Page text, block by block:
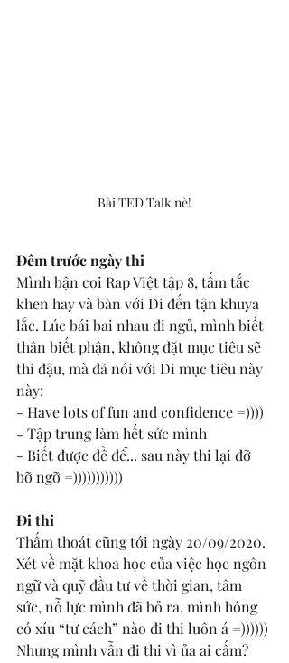
Bài TED Talk nè!
Đêm trước ngày thi
Mình bận coi Rap Việt tập 8, tấm tắc
khen hay và bàn với Di đến tận khuya
lắc. Lúc bái bai nhau đi ngủ, mình biết
thân biết phận, không đặt mục tiêu sẽ
thi đậu, mà đã nói với Di mục tiêu này
này:
- Have lots of fun and confidence =))))
- Tập trung làm hết sức mình
- Biết được đề để... sau này thi lại đỡ
bỡ ngỡ =)))))))))))
Đi thi
Thấm thoát cũng tới ngày 20/09/2020.
Xét về mặt khoa học của việc học ngôn
ngữ và quỹ đầu tư về thời gian, tâm
sức, nỗ lực mình đã bỏ ra, mình hông
có xíu “tư cách” nào đi thi luôn á =))))))
Nhưng mình vẫn đi thi vì ủa ai cấm?